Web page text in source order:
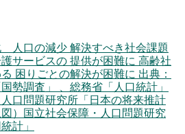
人口の減少 解決すべき社会課題
サービスの 提供が困難に 高齢社
困りごとの解決が困難に 出典：
勢調査」 、総務省「人口統計」
人口問題研究所「日本の将来推計
）国立社会保障・人口問題研究
計」